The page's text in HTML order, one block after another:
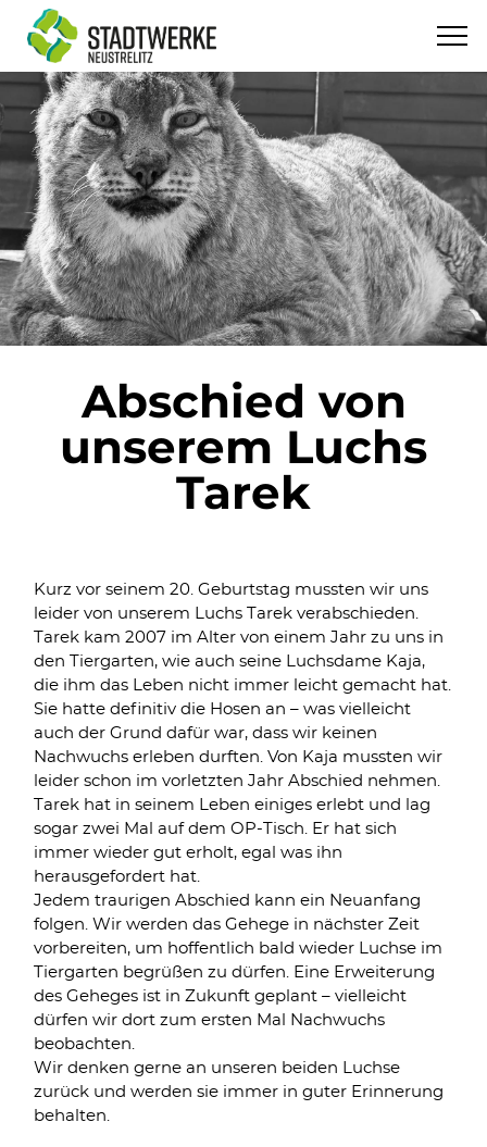
Abschied von
unserem Luchs
Tarek
Kurz vor seinem 20. Geburtstag mussten wir uns
leider von unserem Luchs Tarek verabschieden.
Tarek kam 2007 im Alter von einem Jahr zu uns in
den Tiergarten, wie auch seine Luchsdame Kaja,
die ihm das Leben nicht immer leicht gemacht hat.
Sie hatte definitiv die Hosen an – was vielleicht
auch der Grund dafür war, dass wir keinen
Nachwuchs erleben durften. Von Kaja mussten wir
leider schon im vorletzten Jahr Abschied nehmen.
Tarek hat in seinem Leben einiges erlebt und lag
sogar zwei Mal auf dem OP-Tisch. Er hat sich
immer wieder gut erholt, egal was ihn
herausgefordert hat.
Jedem traurigen Abschied kann ein Neuanfang
folgen. Wir werden das Gehege in nächster Zeit
vorbereiten, um hoffentlich bald wieder Luchse im
Tiergarten begrüßen zu dürfen. Eine Erweiterung
des Geheges ist in Zukunft geplant – vielleicht
dürfen wir dort zum ersten Mal Nachwuchs
beobachten.
Wir denken gerne an unseren beiden Luchse
zurück und werden sie immer in guter Erinnerung
behalten.